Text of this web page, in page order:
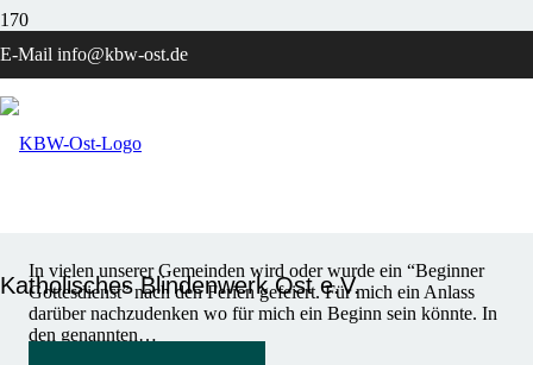
E-Mail info@kbw-ost.de
Katholisches Blindenwerk Ost e.V.
Gedanken des Monats
Beginn eines neuen Tages
In vielen unserer Gemeinden wird oder wurde ein “Beginner
Gottesdienst” nach den Ferien gefeiert. Für mich ein Anlass
darüber nachzudenken wo für mich ein Beginn sein könnte. In
den genannten…